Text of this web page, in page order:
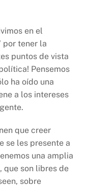
en el
por tener la
puntos de vista
Pensemos
ha oído una
a los intereses
que creer
se les presente a
una amplia
que son libres de
sobre